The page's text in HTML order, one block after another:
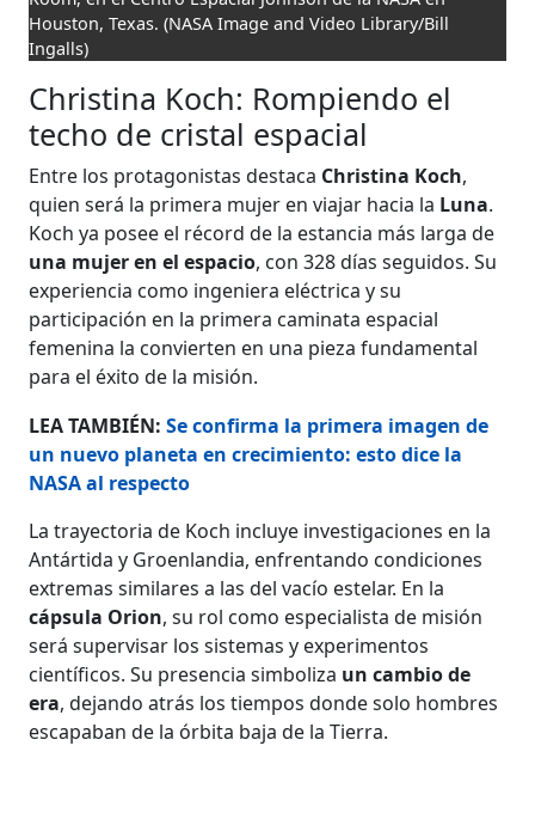
Houston, Texas. (NASA Image and Video Library/Bill
Ingalls)
Christina Koch: Rompiendo el
techo de cristal espacial
Entre los protagonistas destaca Christina Koch,
quien será la primera mujer en viajar hacia la Luna.
Koch ya posee el récord de la estancia más larga de
una mujer en el espacio, con 328 días seguidos. Su
experiencia como ingeniera eléctrica y su
participación en la primera caminata espacial
femenina la convierten en una pieza fundamental
para el éxito de la misión.
LEA TAMBIÉN: Se confirma la primera imagen de
un nuevo planeta en crecimiento: esto dice la
NASA al respecto
La trayectoria de Koch incluye investigaciones en la
Antártida y Groenlandia, enfrentando condiciones
extremas similares a las del vacío estelar. En la
cápsula Orion, su rol como especialista de misión
será supervisar los sistemas y experimentos
científicos. Su presencia simboliza un cambio de
era, dejando atrás los tiempos donde solo hombres
escapaban de la órbita baja de la Tierra.